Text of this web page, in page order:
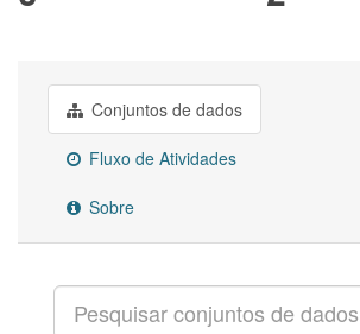
Conjuntos de dados
Fluxo de Atividades
Sobre